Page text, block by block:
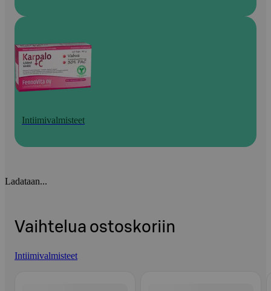
Intiimivalmisteet
Ladataan...
Vaihtelua ostoskoriin
Intiimivalmisteet